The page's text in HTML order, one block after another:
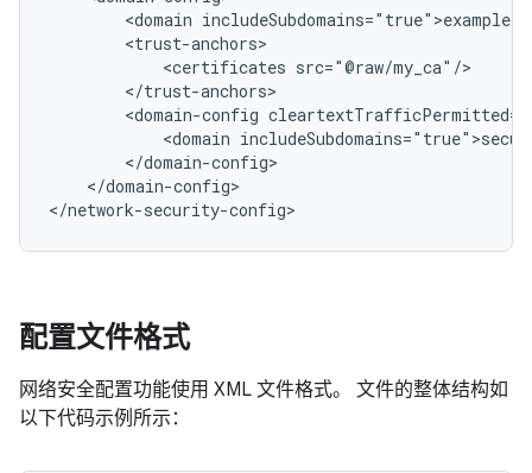
<domain
<certificates
<domain-config
<domain
</domain-config>
</network-security-config>
配置文件格式
网络安全配置功能使用 XML 文件格式。 文件的整体结构如
以下代码示例所示：